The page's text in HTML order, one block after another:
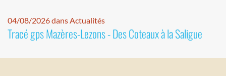
04/08/2026 dans Actualités
Tracé gps Mazères-Lezons - Des Coteaux à la Saligue